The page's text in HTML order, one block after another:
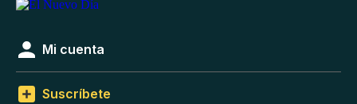
Mi cuenta
Suscríbete